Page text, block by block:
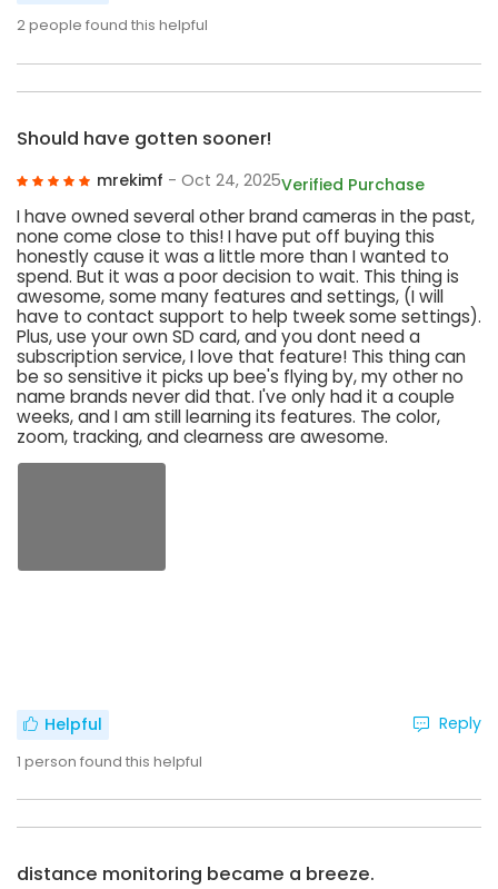
2people found this helpful
Should have gotten sooner!
mrekimf - Oct 24, 2025Verified Purchase
I have owned several other brand cameras in the past,
none come close to this! I have put off buying this
honestly cause it was a little more than I wanted to
spend. But it was a poor decision to wait. This thing is
awesome, some many features and settings, (I will
have to contact support to help tweek some settings).
Plus, use your own SD card, and you dont need a
subscription service, I love that feature! This thing can
be so sensitive it picks up bee's flying by, my other no
name brands never did that. I've only had it a couple
weeks, and I am still learning its features. The color,
zoom, tracking, and clearness are awesome.
Helpful
1 person found this helpful
Reply
distance monitoring became a breeze.